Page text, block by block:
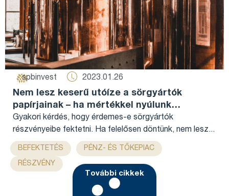
spbinvest 2023.01.26
Nem lesz keserű utóíze a sörgyártók
papírjainak – ha mértékkel nyúlunk
hozzájuk...
Gyakori kérdés, hogy érdemes-e sörgyártók
részvényeibe fektetni. Ha felelősen döntünk, nem lesz...
BEFEKTETÉS PÉNZ- ÉS TŐKEPIAC
RÉSZVÉNY
További cikkek